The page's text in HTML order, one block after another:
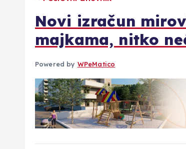
Novi izračun
majkama, nitko
Powered by WPeMatico